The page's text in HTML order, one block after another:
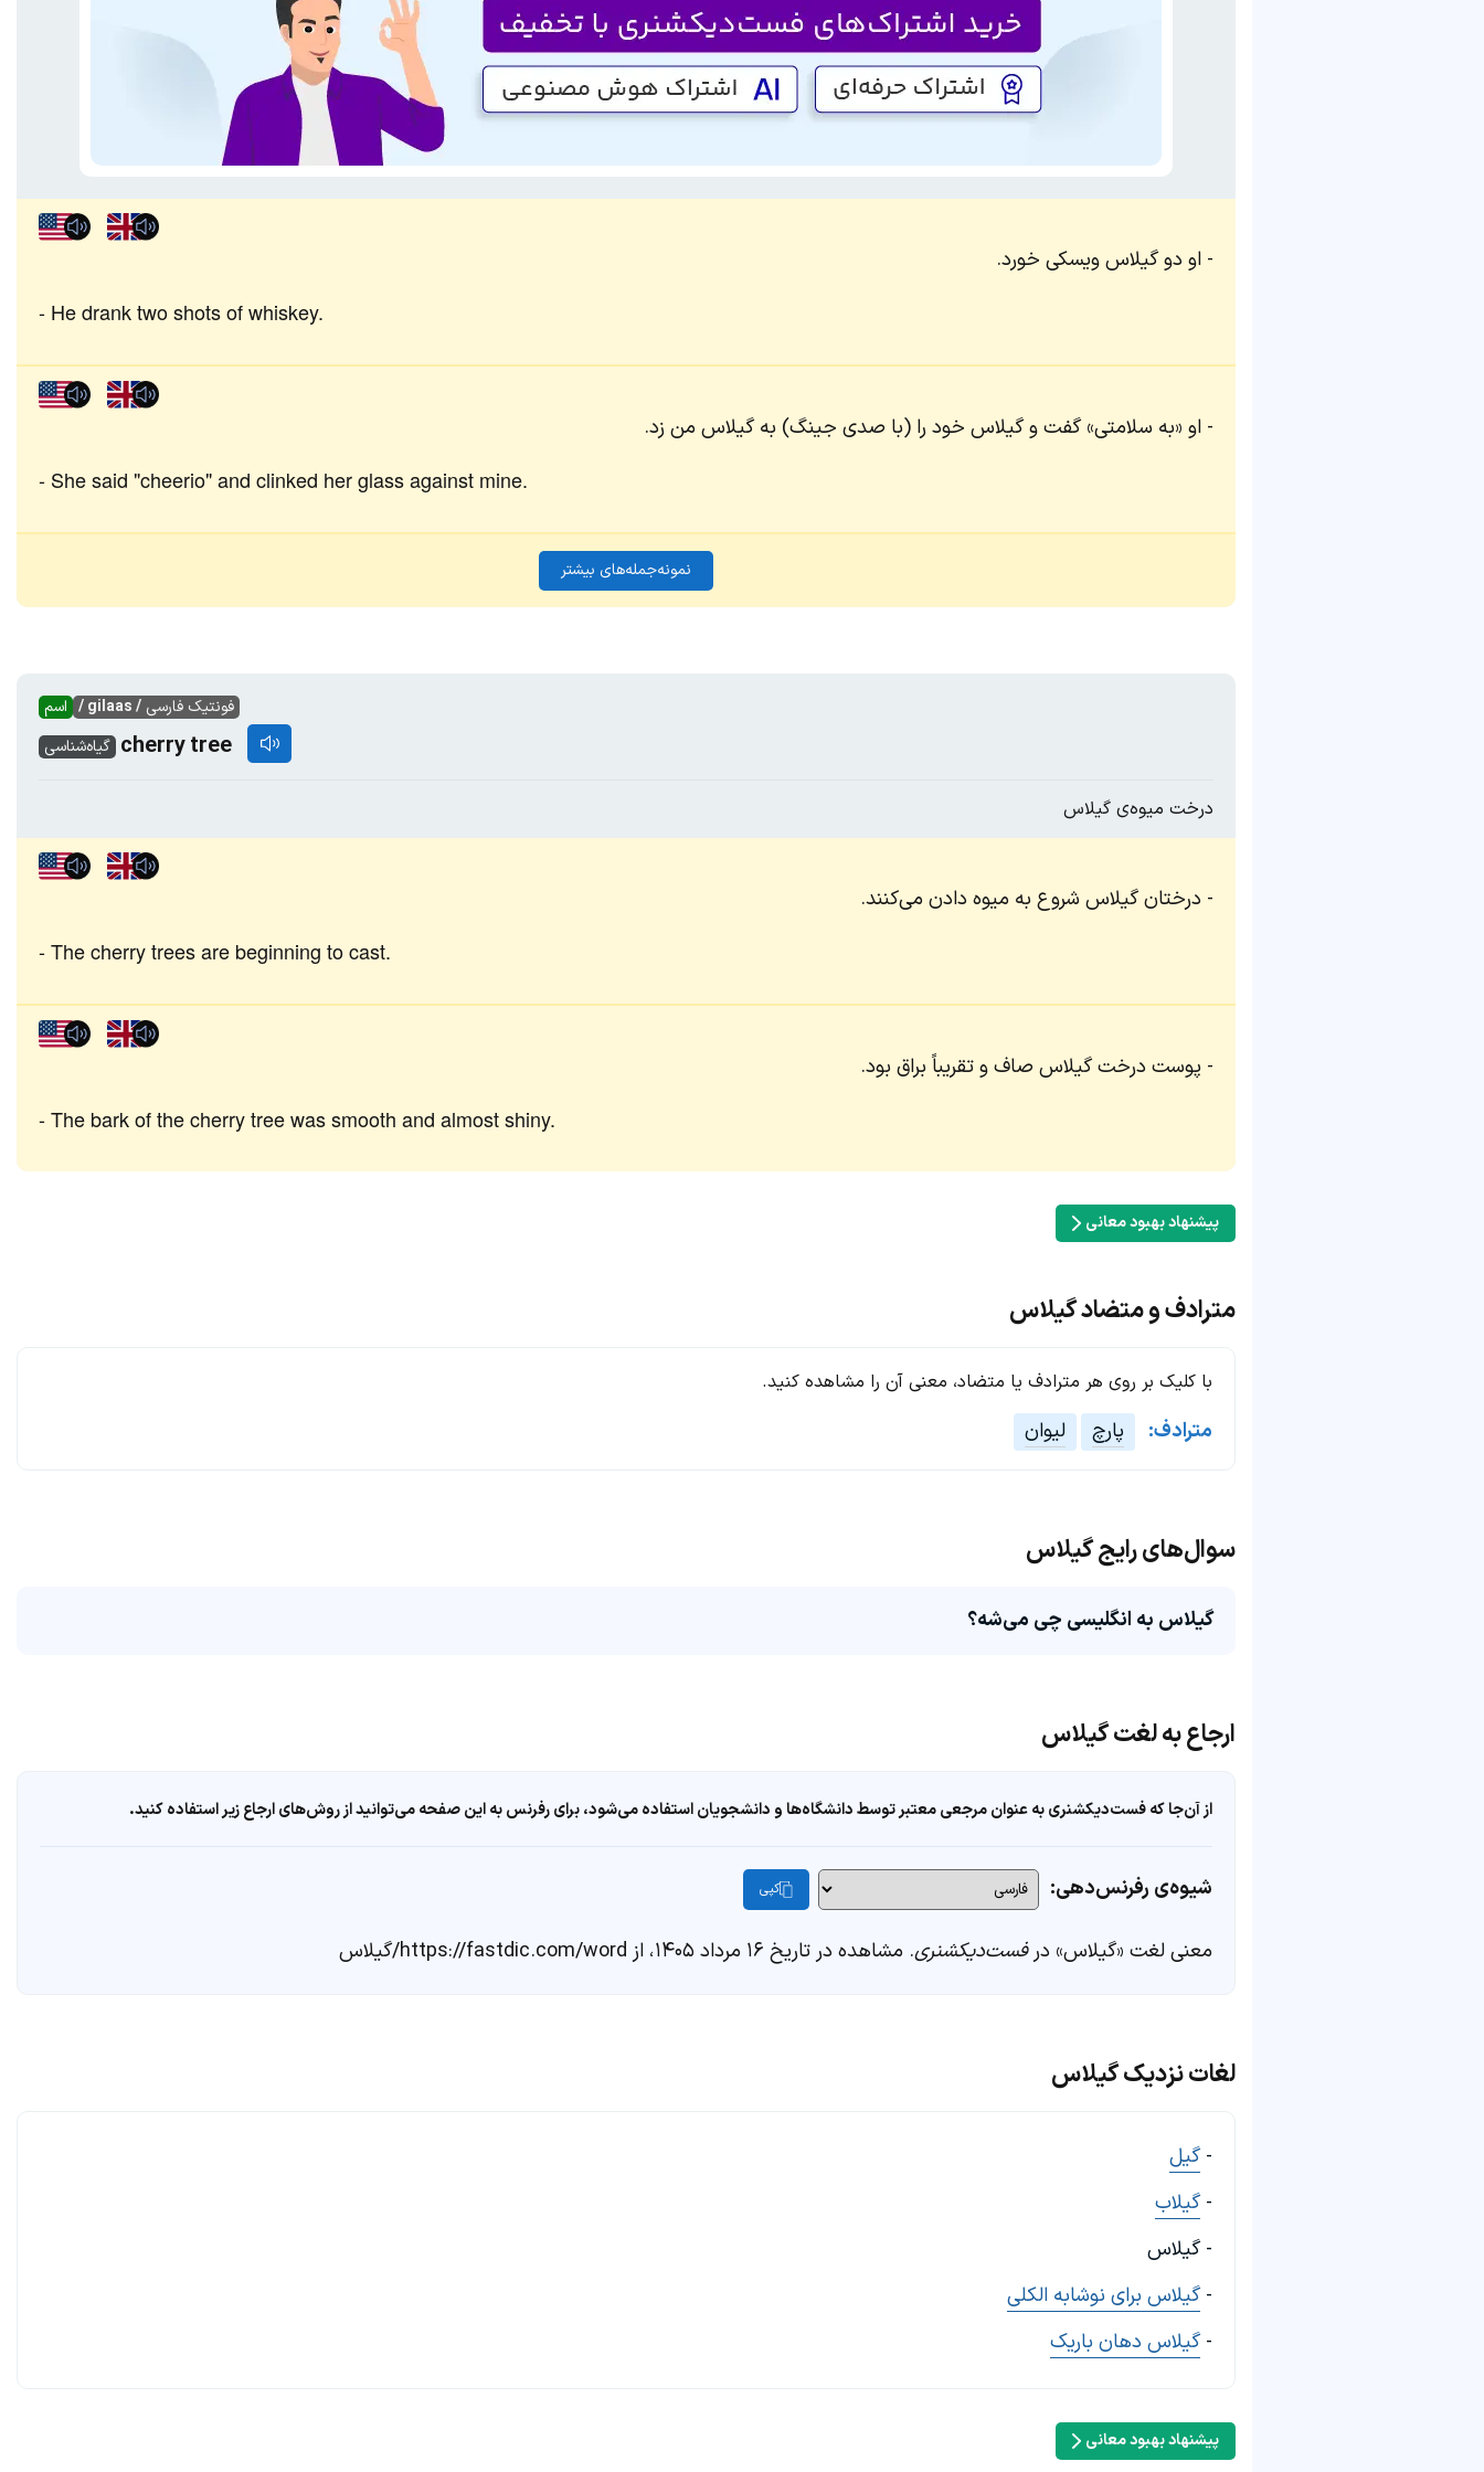
او دو گیلاس ویسکی خورد.
He drank two shots of whiskey.
او «به سلامتی» گفت و گیلاس خود را (با صدی جینگ) به گیلاس من زد.
She said "cheerio" and clinked her glass against mine.
نمونه‌جمله‌های بیشتر
اسم فونتیک فارسی / gilaas /
گیاه‌شناسی cherry tree
درخت میوه‌ی گیلاس
درختان گیلاس شروع به میوه دادن می‌کنند.
The cherry trees are beginning to cast.
پوست درخت گیلاس صاف و تقریباً براق بود.
The bark of the cherry tree was smooth and almost shiny.
پیشنهاد بهبود معانی
مترادف و متضاد گیلاس
با کلیک بر روی هر مترادف یا متضاد، معنی آن را مشاهده کنید.
مترادف: پارچ لیوان
سوال‌های رایج گیلاس
گیلاس به انگلیسی چی می‌شه؟
ارجاع به لغت گیلاس
از آن‌جا که فست‌دیکشنری به عنوان مرجعی معتبر توسط دانشگاه‌ها و دانشجویان استفاده می‌شود، برای رفرنس به این صفحه می‌توانید از روش‌های ارجاع زیر استفاده کنید.
شیوه‌ی رفرنس‌دهی: کپی
معنی لغت «گیلاس» درفست‌دیکشنری. مشاهده در تاریخ ۱۶ مرداد ۱۴۰۵، از https://fastdic.com/word/گیلاس
لغات نزدیک گیلاس
- گیل
- گیلاب
- گیلاس
- گیلاس برای نوشابه الکلی
- گیلاس دهان باریک
پیشنهاد بهبود معانی